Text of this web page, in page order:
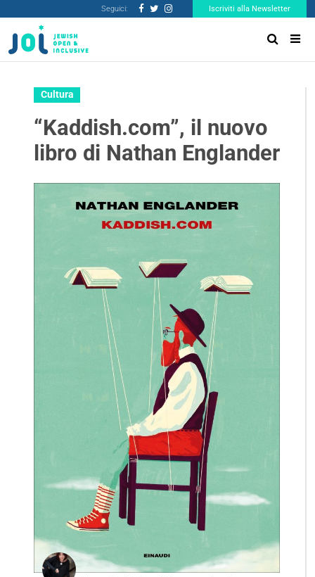
Seguici: Iscriviti alla Newsletter
Cultura
“Kaddish.com”, il nuovo
libro di Nathan Englander